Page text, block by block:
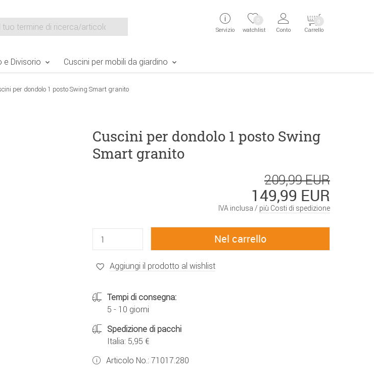
nach
Servizio watchlist
0
Conto Carrello
0
e Divisorio Cuscini per mobili da giardino
per dondolo 1 posto Swing Smart granito
Cuscini per dondolo 1 posto Swing
Smart granito
209,99 EUR
149,99 EUR
IVA inclusa / più Costi di spedizione
Aggiungi il prodotto al wishlist
Tempi di consegna:
5 - 10 giorni
Spedizione di pacchi
Italia: 5,95 €
Articolo No.: 71017.280